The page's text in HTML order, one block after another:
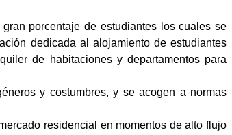
porcentaje de estudiantes los cuales se
dedicada al alojamiento de estudiantes
de habitaciones y departamentos para
y costumbres, y se acogen a normas
residencial en momentos de alto flujo